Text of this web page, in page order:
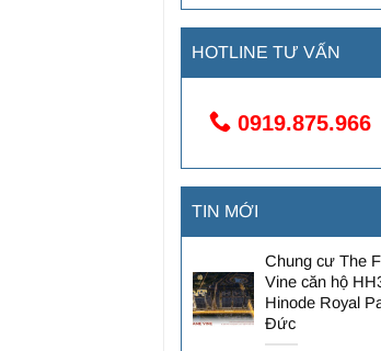
HOTLINE TƯ VẤN
0919.875.966
TIN MỚI
Chung cư The
Vine căn hộ
Hinode Royal
Đức